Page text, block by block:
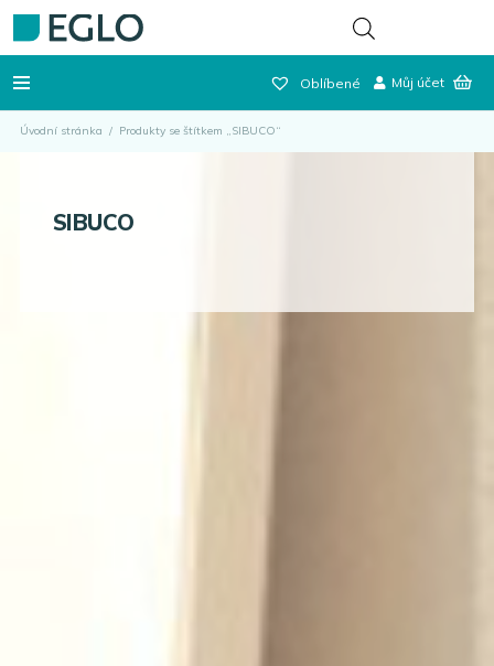
Oblíbené Můj účet
Úvodní stránka / Produkty se štítkem „SIBUCO“
SIBUCO